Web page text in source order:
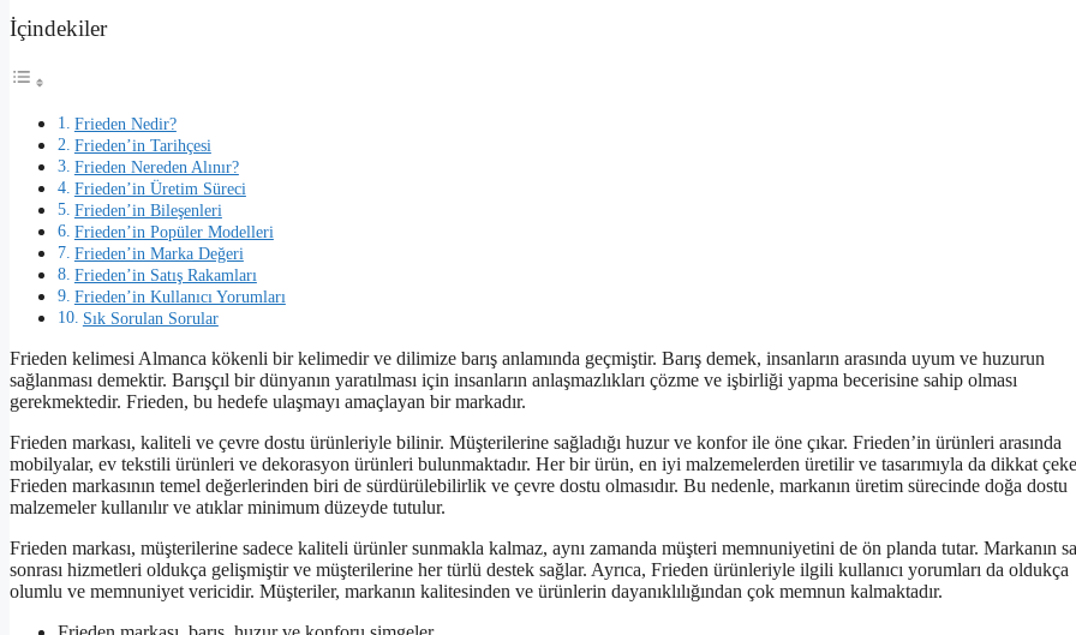
İçindekiler
Frieden Nedir?
Frieden’in Tarihçesi
Frieden Nereden Alınır?
Frieden’in Üretim Süreci
Frieden’in Bileşenleri
Frieden’in Popüler Modelleri
Frieden’in Marka Değeri
Frieden’in Satış Rakamları
Frieden’in Kullanıcı Yorumları
Sık Sorulan Sorular
Frieden kelimesi Almanca kökenli bir kelimedir ve dilimize barış anlamında geçmiştir. Barış demek, insanların arasında uyum ve huzurun
sağlanması demektir. Barışçıl bir dünyanın yaratılması için insanların anlaşmazlıkları çözme ve işbirliği yapma becerisine sahip olması
gerekmektedir. Frieden, bu hedefe ulaşmayı amaçlayan bir markadır.
Frieden markası, kaliteli ve çevre dostu ürünleriyle bilinir. Müşterilerine sağladığı huzur ve konfor ile öne çıkar. Frieden’in ürünleri arasında
mobilyalar, ev tekstili ürünleri ve dekorasyon ürünleri bulunmaktadır. Her bir ürün, en iyi malzemelerden üretilir ve tasarımıyla da dikkat
Frieden markasının temel değerlerinden biri de sürdürülebilirlik ve çevre dostu olmasıdır. Bu nedenle, markanın üretim sürecinde doğa dostu
malzemeler kullanılır ve atıklar minimum düzeyde tutulur.
Frieden markası, müşterilerine sadece kaliteli ürünler sunmakla kalmaz, aynı zamanda müşteri memnuniyetini de ön planda tutar. Markanın
sonrası hizmetleri oldukça gelişmiştir ve müşterilerine her türlü destek sağlar. Ayrıca, Frieden ürünleriyle ilgili kullanıcı yorumları da oldukça
olumlu ve memnuniyet vericidir. Müşteriler, markanın kalitesinden ve ürünlerin dayanıklılığından çok memnun kalmaktadır.